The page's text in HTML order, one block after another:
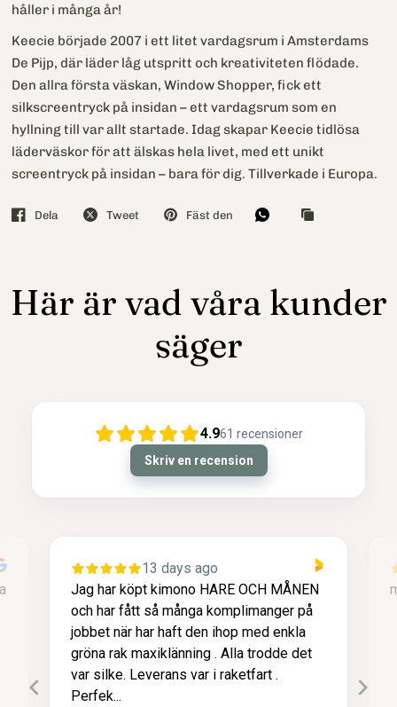
håller i många år!
Keecie började 2007 i ett litet vardagsrum i Amsterdams
De Pijp, där läder låg utspritt och kreativiteten flödade.
Den allra första väskan, Window Shopper, fick ett
silkscreentryck på insidan – ett vardagsrum som en
hyllning till var allt startade. Idag skapar Keecie tidlösa
läderväskor för att älskas hela livet, med ett unikt
screentryck på insidan – bara för dig. Tillverkade i Europa.
Dela Tweet Fäst den
Här är vad våra kunder
säger
4.961 recensioner
Skriv en recension
ago
HARE OCH MÅNEN
komplimanger på
den ihop med enkla
. Alla trodde det
var i raketfart .
1 month ago
mjuk fin kul